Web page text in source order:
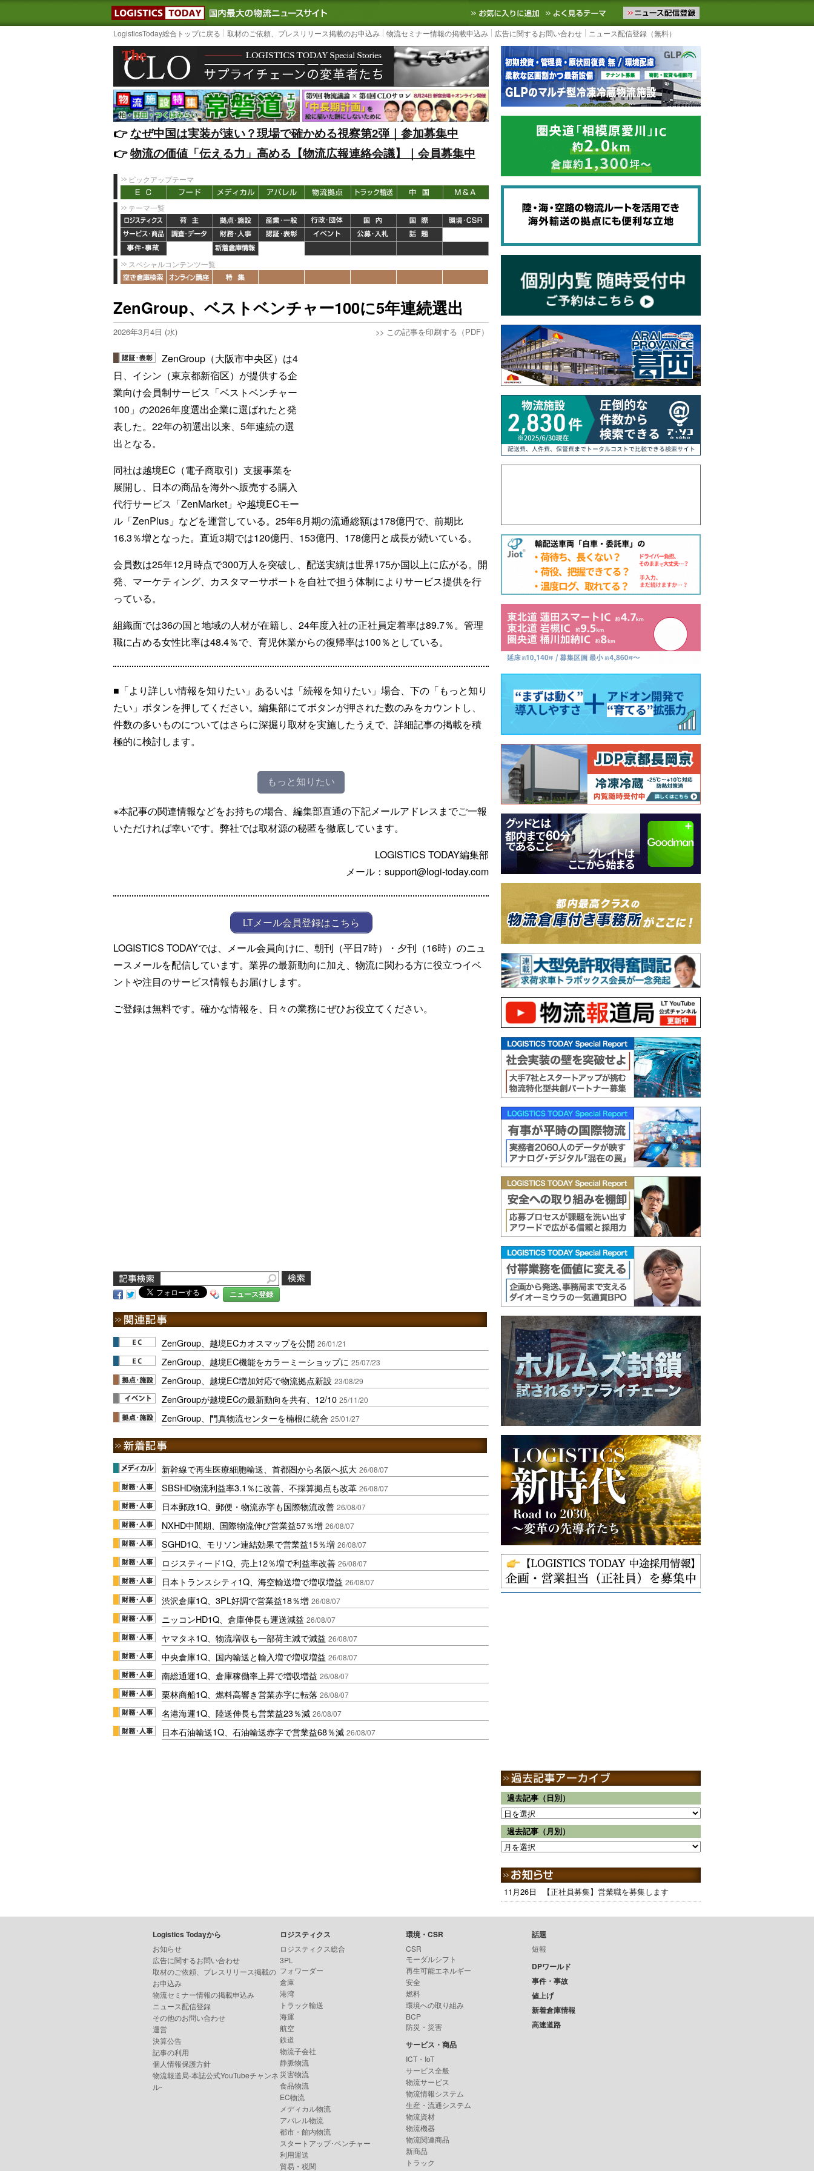
LOGISTICS TODAY｜国内最大の物流ニュースサイト3PL, SCMなど国内外の最新の物流ニュースをお届けします。物流ニュースメール配信を登録す
お気に入りに追加 よく見るテーマ
LogisticsToday総合トップに戻る 取材のご依頼、プレスリリース掲載のお申込み 物流セミナー情報の掲載申込み 広告に関するお問い合わせ ニュース配信登録（無料）
👉️なぜ中国は実装が速い？現場で確かめる視察第2弾｜参加募集中
👉️物流の価値「伝える力」高める【物流広報連絡会議】｜会員募集中
ピックアップテーマ
テーマ一覧
スペシャルコンテンツ一覧
ZenGroup、ベストベンチャー100に5年連続選出
2026年3月4日 (水) >> この記事を印刷する（PDF）
ZenGroup（大阪市中央区）は4
日、イシン（東京都新宿区）が提供する企
業向け会員制サービス「ベストベンチャー
100」の2026年度選出企業に選ばれたと発
表した。22年の初選出以来、5年連続の選
出となる。
同社は越境EC（電子商取引）支援事業を
展開し、日本の商品を海外へ販売する購入
代行サービス「ZenMarket」や越境ECモー
ル「ZenPlus」などを運営している。25年6月期の流通総額は178億円で、前期比
16.3％増となった。直近3期では120億円、153億円、178億円と成長が続いている。
会員数は25年12月時点で300万人を突破し、配送実績は世界175か国以上に広がる。開
発、マーケティング、カスタマーサポートを自社で担う体制によりサービス提供を行
っている。
組織面では36の国と地域の人材が在籍し、24年度入社の正社員定着率は89.7％。管理
職に占める女性比率は48.4％で、育児休業からの復帰率は100％としている。
■「より詳しい情報を知りたい」あるいは「続報を知りたい」場合、下の「もっと知り
たい」ボタンを押してください。編集部にてボタンが押された数のみをカウントし、
件数の多いものについてはさらに深掘り取材を実施したうえで、詳細記事の掲載を積
極的に検討します。
もっと知りたい
※本記事の関連情報などをお持ちの場合、編集部直通の下記メールアドレスまでご一報
いただければ幸いです。弊社では取材源の秘匿を徹底しています。
LOGISTICS TODAY編集部
メール：support@logi-today.com
LTメール会員登録はこちら
LOGISTICS TODAYでは、メール会員向けに、朝刊（平日7時）・夕刊（16時）のニュ
ースメールを配信しています。業界の最新動向に加え、物流に関わる方に役立つイベ
ントや注目のサービス情報もお届けします。
ご登録は無料です。確かな情報を、日々の業務にぜひお役立てください。
ニュース登録
ZenGroup、越境ECカオスマップを公開 26/01/21
ZenGroup、越境EC機能をカラーミーショップに 25/07/23
ZenGroup、越境EC増加対応で物流拠点新設 23/08/29
ZenGroupが越境ECの最新動向を共有、12/10 25/11/20
ZenGroup、門真物流センターを楠根に統合 25/01/27
新幹線で再生医療細胞輸送、首都圏から名阪へ拡大 26/08/07
SBSHD物流利益率3.1％に改善、不採算拠点も改革 26/08/07
日本郵政1Q、郵便・物流赤字も国際物流改善 26/08/07
NXHD中間期、国際物流伸び営業益57％増 26/08/07
SGHD1Q、モリソン連結効果で営業益15％増 26/08/07
ロジスティード1Q、売上12％増で利益率改善 26/08/07
日本トランスシティ1Q、海空輸送増で増収増益 26/08/07
渋沢倉庫1Q、3PL好調で営業益18％増 26/08/07
ニッコンHD1Q、倉庫伸長も運送減益 26/08/07
ヤマタネ1Q、物流増収も一部荷主減で減益 26/08/07
中央倉庫1Q、国内輸送と輸入増で増収増益 26/08/07
南総通運1Q、倉庫稼働率上昇で増収増益 26/08/07
栗林商船1Q、燃料高響き営業赤字に転落 26/08/07
名港海運1Q、陸送伸長も営業益23％減 26/08/07
日本石油輸送1Q、石油輸送赤字で営業益68％減 26/08/07
過去記事（日別）
過去記事（月別）
11月26日 【正社員募集】営業職を募集します
Logistics Todayから
お知らせ
広告に関するお問い合わせ
取材のご依頼、プレスリリース掲載の
お申込み
物流セミナー情報の掲載申込み
ニュース配信登録
その他のお問い合わせ
運営
決算公告
記事の利用
個人情報保護方針
物流報道局-本誌公式YouTubeチャンネ
ル-
ロジスティクス
ロジスティクス総合
3PL
フォワーダー
倉庫
港湾
トラック輸送
海運
航空
鉄道
物流子会社
静脈物流
災害物流
食品物流
EC物流
メディカル物流
アパレル物流
都市・館内物流
スタートアップ･ベンチャー
利用運送
貿易・税関
環境・CSR
CSR
モーダルシフト
再生可能エネルギー
安全
燃料
環境への取り組み
BCP
防災・災害
サービス・商品
ICT・IoT
サービス全般
物流サービス
物流情報システム
生産・流通システム
物流資材
物流機器
物流関連商品
新商品
トラック
話題
短報
DPワールド
事件・事故
値上げ
新着倉庫情報
高速道路